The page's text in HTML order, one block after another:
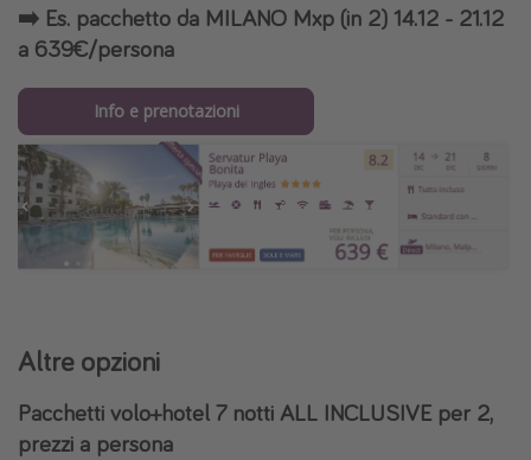
➡️ Es. pacchetto da MILANO Mxp (in 2) 14.12 - 21.12
a 639€/persona
Info e prenotazioni
Altre opzioni
Pacchetti volo+hotel 7 notti ALL INCLUSIVE per 2,
prezzi a persona